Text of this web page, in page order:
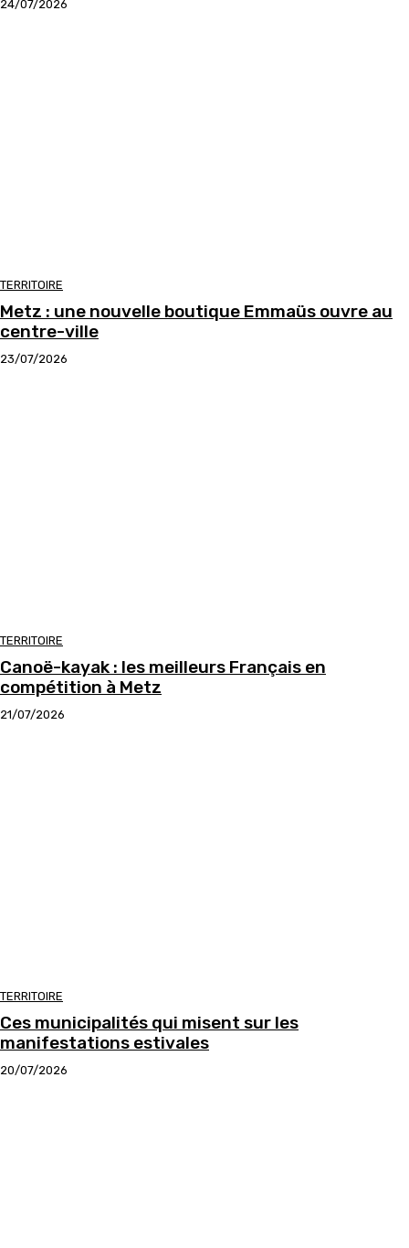
24/07/2026
TERRITOIRE
Metz : une nouvelle boutique Emmaüs ouvre au
centre-ville
23/07/2026
TERRITOIRE
Canoë-kayak : les meilleurs Français en
compétition à Metz
21/07/2026
TERRITOIRE
Ces municipalités qui misent sur les
manifestations estivales
20/07/2026